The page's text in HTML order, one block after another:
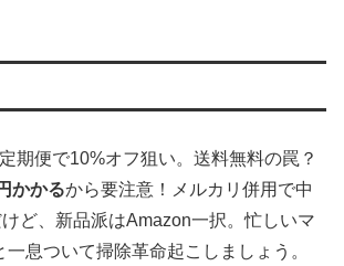
期便で10%オフ狙い。送料無料の罠？
かかるから要注意！メルカリ併用で中
ど、新品派はAmazon一択。忙しいマ
息ついて掃除革命起こしましょう。